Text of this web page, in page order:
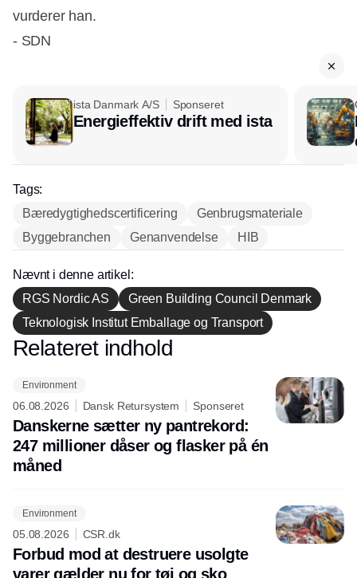
vurderer han.
- SDN
ista Danmark A/S Sponseret
Energieffektiv drift med ista
Tags:
Bæredygtighedscertificering
Genbrugsmateriale
Byggebranchen
Genanvendelse HIB
Nævnt i denne artikel:
RGS Nordic AS
Green Building Council Denmark
Teknologisk Institut Emballage og Transport
Annonce
Relateret indhold
Environment
06.08.2026 Dansk Retursystem Sponseret
Danskerne sætter ny pantrekord:
247 millioner dåser og flasker på én
måned
Environment
05.08.2026 CSR.dk
Forbud mod at destruere usolgte
varer gælder nu for tøj og sko